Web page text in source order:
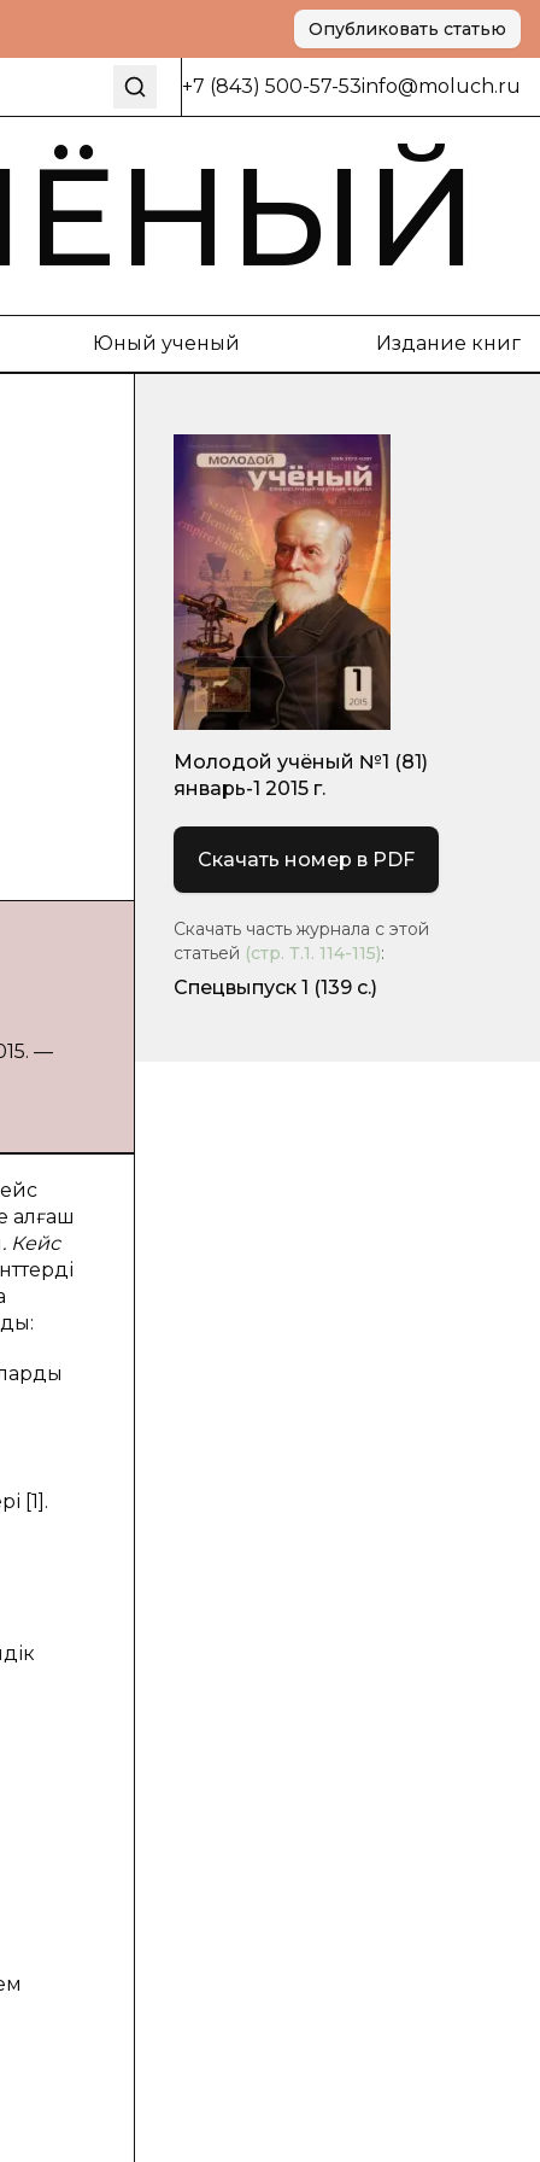
Опубликовать статью
+7 (843) 500-57-53info@moluch.ru
Юный ученый Издание книг
—
алғаш
. Кейс
[1].
Молодой учёный №1 (81)
январь-1 2015 г.
Скачать номер в PDF
Скачать часть журнала с этой
статьей (стр. Т.1. 114-115):
Спецвыпуск 1 (139 с.)